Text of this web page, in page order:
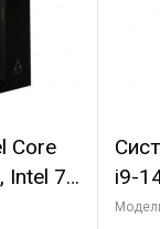
Core
Intel 7,
i9-
C24